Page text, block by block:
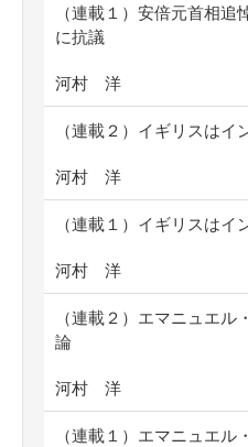
（連載１）安倍元首相
に抗議
河村 洋
（連載２）イギリスは
河村 洋
（連載１）イギリスは
河村 洋
（連載２）エマニュエ
論
河村 洋
（連載１）エマニュエ